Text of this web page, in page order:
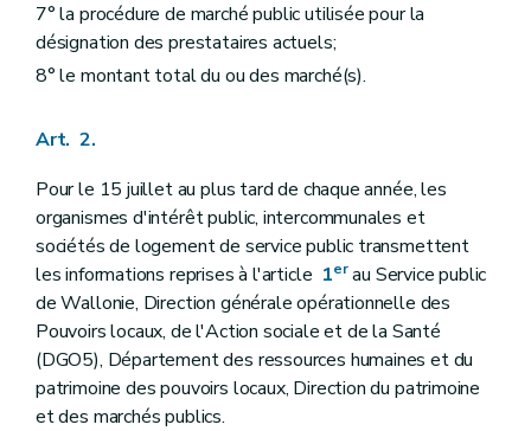
7° la procédure de marché public utilisée pour la
désignation des prestataires actuels;
8° le montant total du ou des marché(s).
Art. 2.
Pour le 15 juillet au plus tard de chaque année, les
organismes d'intérêt public, intercommunales et
sociétés de logement de service public transmettent
les informations reprises à l'article 1erau Service public
de Wallonie, Direction générale opérationnelle des
Pouvoirs locaux, de l'Action sociale et de la Santé
(DGO5), Département des ressources humaines et du
patrimoine des pouvoirs locaux, Direction du patrimoine
et des marchés publics.